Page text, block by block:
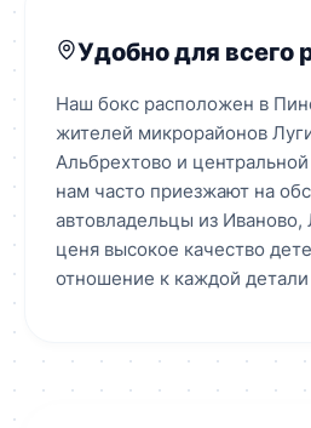
Удобно для всего
Наш бокс расположен в
жителей микрорайонов
Альбрехтово и
нам часто приезжают на
автовладельцы из
ценя высокое качество
отношение к каждой детали